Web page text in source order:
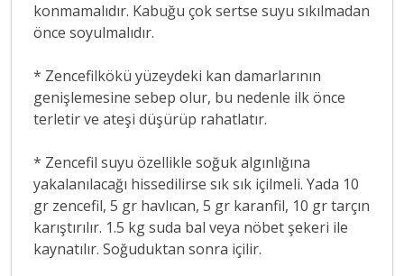
konmamalıdır. Kabuğu çok sertse suyu sıkılmadan
önce soyulmalıdır.
* Zencefilkökü yüzeydeki kan damarlarının
genişlemesine sebep olur, bu nedenle ilk önce
terletir ve ateşi düşürüp rahatlatır.
* Zencefil suyu özellikle soğuk algınlığına
yakalanılacağı hissedilirse sık sık içilmeli. Yada 10
gr zencefil, 5 gr havlıcan, 5 gr karanfil, 10 gr tarçın
karıştırılır. 1.5 kg suda bal veya nöbet şekeri ile
kaynatılır. Soğuduktan sonra içilir.